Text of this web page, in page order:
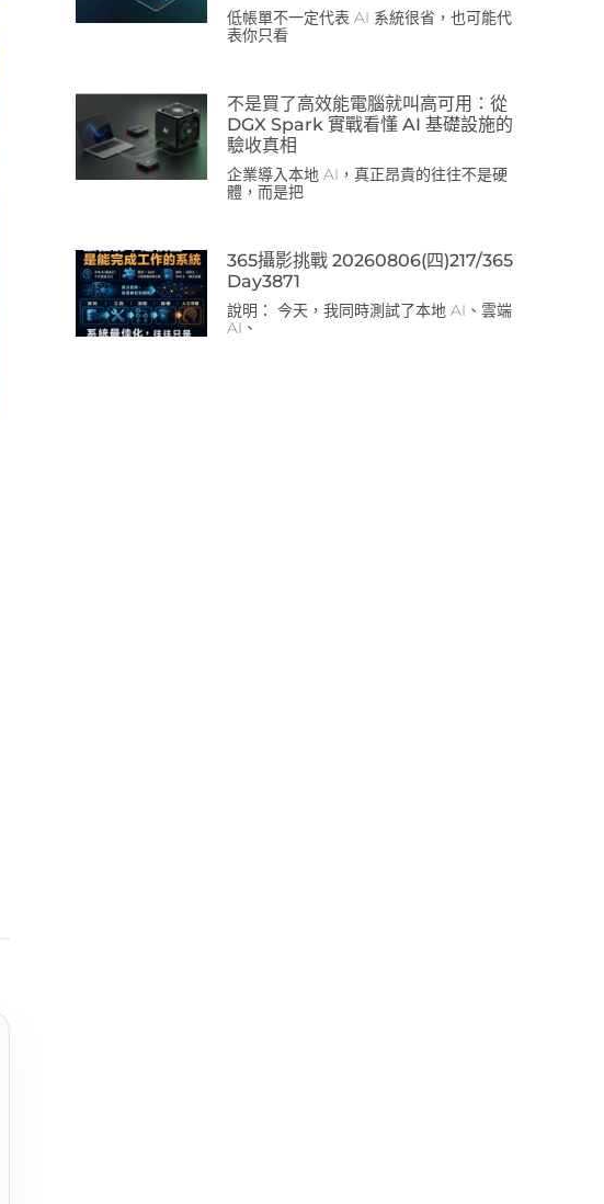
低帳單不一定代表 AI 系統很省，也可能代
表你只看
不是買了高效能電腦就叫高可用：從
DGX Spark 實戰看懂 AI 基礎設施的
驗收真相
企業導入本地 AI，真正昂貴的往往不是硬
體，而是把
365攝影挑戰 20260806(四)217/365
Day3871
說明： 今天，我同時測試了本地 AI、雲端
AI、